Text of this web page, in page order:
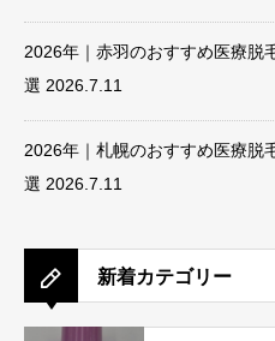
2026年｜赤羽のおすすめ医療脱
選 2026.7.11
2026年｜札幌のおすすめ医療脱
選 2026.7.11
新着カテゴリー